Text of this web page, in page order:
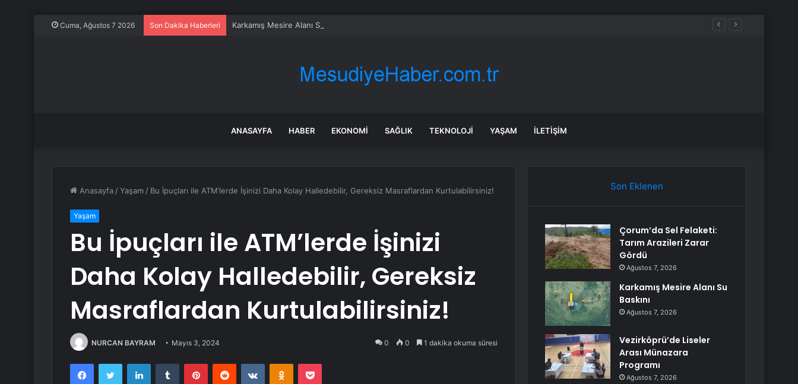
Cuma, Ağustos 7 2026 Son Dakika Haberleri Karkamış Mesire Alanı Su Baskını
ANASAYFA HABER EKONOMI SAĞLIK TEKNOLOJI YAŞAM İLETIŞIM
Anasayfa /Yaşam / Bu İpuçları ile ATM’lerde İşinizi Daha Kolay Halledebilir, Gereksiz Masraflardan Kurtulabilirsiniz!
Yaşam
Bu İpuçları ile ATM’lerde İşinizi
Daha Kolay Halledebilir, Gereksiz
Masraflardan Kurtulabilirsiniz!
NURCAN BAYRAM Mayıs 3, 2024 0 0 1 dakika okuma süresi
FacebookTwitter LinkedInTumblr PinterestReddit VKontakteOdnoklassniki
Pocket
Son Eklenen
Çorum’da Sel Felaketi:
Tarım Arazileri Zarar
Gördü
Ağustos 7, 2026
Karkamış Mesire Alanı Su
Baskını
Ağustos 7, 2026
Vezirköprü’de Liseler
Arası Münazara
Programı
Ağustos 7, 2026